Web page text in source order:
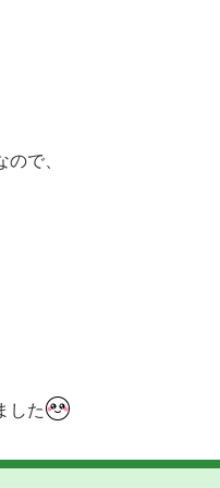
で、
した